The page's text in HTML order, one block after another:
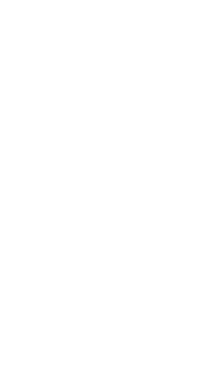
gestellt werden.
nicht aus eigenem
erhalten
wieder auf eigenen
um ihnen